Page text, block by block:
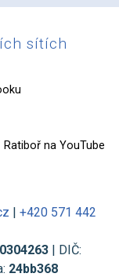
sítích
Ratiboř na YouTube
| +420 571 442
| DIČ:
24bb368